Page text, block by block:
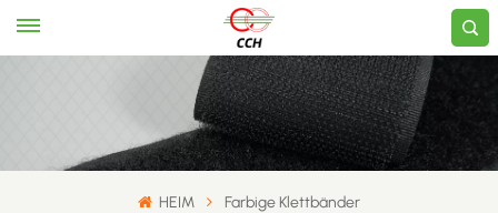
HEIM ​Farbige Klettbänder​